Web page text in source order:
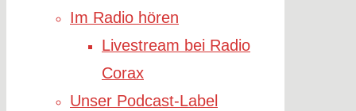
Im Radio hören
Livestream bei Radio
Corax
Unser Podcast-Label